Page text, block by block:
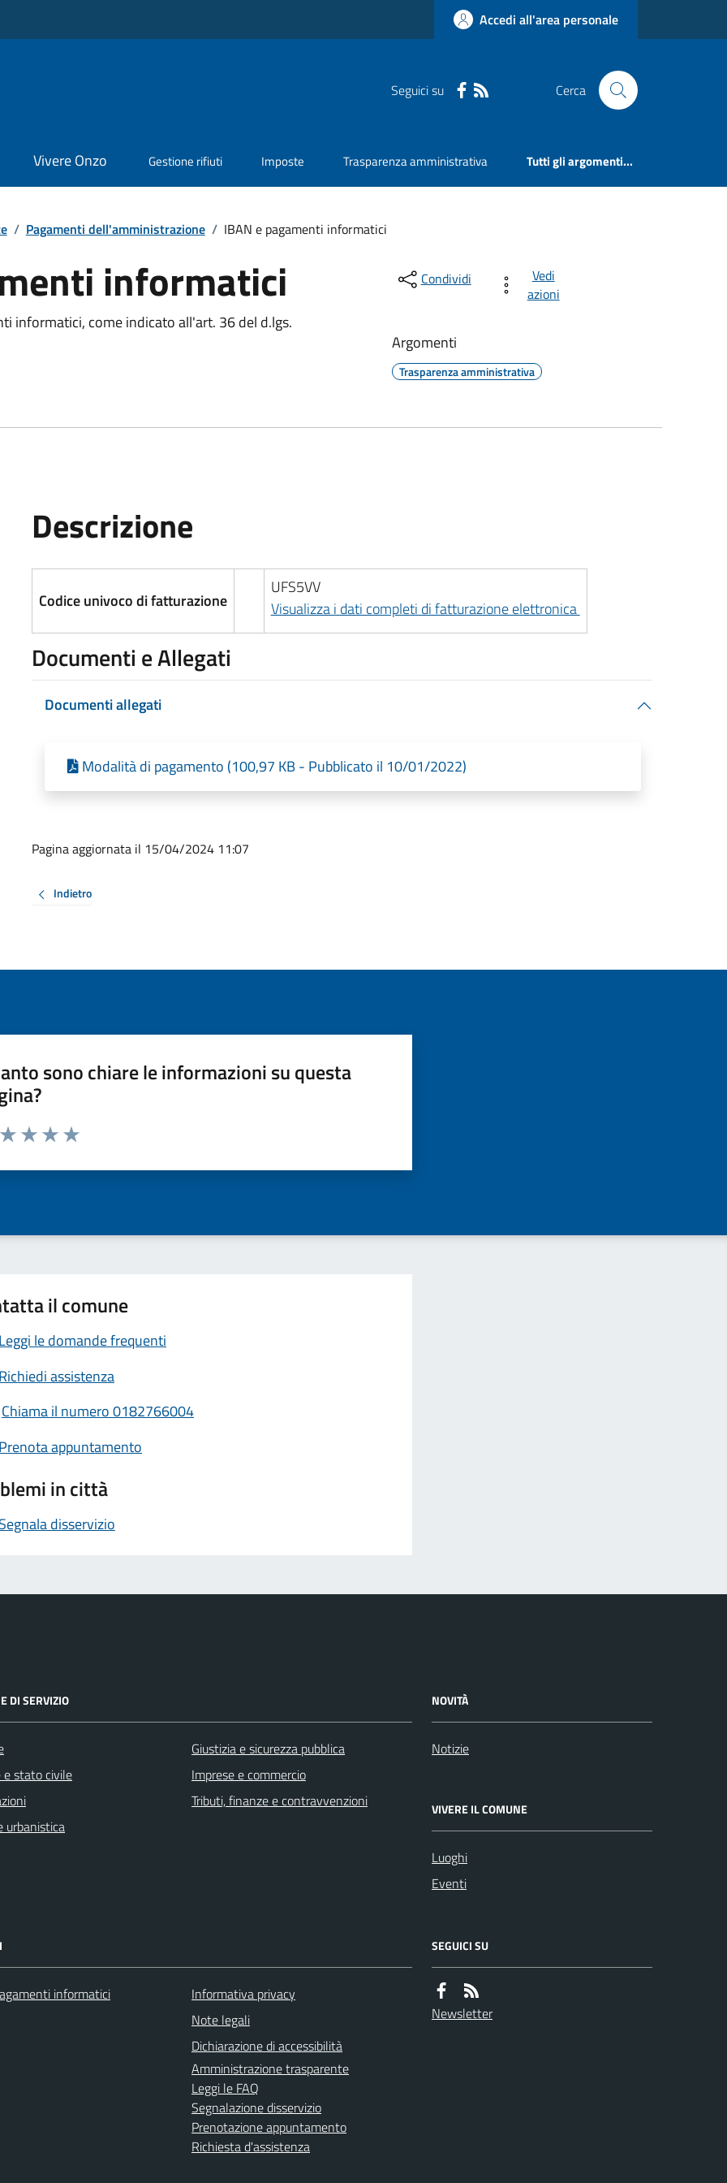
Accedi all'area personale
Seguici su Cerca
Vivere Onzo Gestione rifiuti Imposte Trasparenza amministrativa Tutti gli argomenti...
/ Pagamenti dell'amministrazione / IBAN e pagamenti informatici
informatici
informatici, come indicato all'art. 36 del d.lgs.
Condividi
Vedi
azioni
Argomenti
Trasparenza amministrativa
Descrizione
Codice univoco di fatturazione
UFS5VV
Visualizza i dati completi di fatturazione elettronica
Documenti e Allegati
Documenti allegati
Modalità di pagamento (100,97 KB - Pubblicato il 10/01/2022)
Pagina aggiornata il 15/04/2024 11:07
Indietro
sono chiare le informazioni su questa
da 1 a 5 stelle la pagina
il comune
le domande frequenti
assistenza
Chiama il numero 0182766004
appuntamento
in città
disservizio
DI SERVIZIO
e stato civile
urbanistica
Giustizia e sicurezza pubblica
Imprese e commercio
Tributi, finanze e contravvenzioni
NOVITÀ
Notizie
VIVERE IL COMUNE
Luoghi
Eventi
informatici
Informativa privacy
Note legali
Dichiarazione di accessibilità
Amministrazione trasparente
Leggi le FAQ
Segnalazione disservizio
Prenotazione appuntamento
Richiesta d'assistenza
SEGUICI SU
Newsletter